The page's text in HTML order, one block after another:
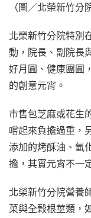
（圖／北榮新竹分
北榮新竹分院特別
動，院長、副院長
好月圓、健康團圓
的創意元宵。
市售包芝麻或花生
嚐起來負擔過重，
添加的烤酥油、氫
擔，其實元宵不一
北榮新竹分院營養
菜與全榖根莖類，